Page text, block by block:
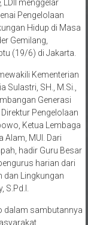
, LDII menggelar
Pengelolaan
Hidup di Masa
Gemilang,
(19/6) di Jakarta.
Kementerian
Sulastri, SH., M.Si.,
Generasi
Pengelolaan
Ketua Lembaga
Alam, MUI. Dari
hadir Guru Besar
harian dari
dan Lingkungan
S.Pd.I.
dalam sambutannya